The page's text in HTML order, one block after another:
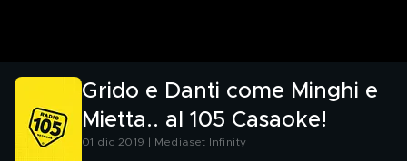
Grido e Danti come Minghi e
Mietta.. al 105 Casaoke!
01 dic 2019 | Mediaset Infinity